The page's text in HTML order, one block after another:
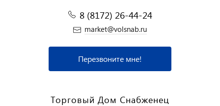
8 (8172) 26-44-24
market@volsnab.ru
Перезвоните мне!
Торговый Дом Снабженец